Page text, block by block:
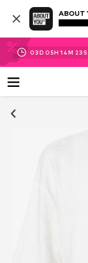
ABOUT
03D 05H 14M 23 S